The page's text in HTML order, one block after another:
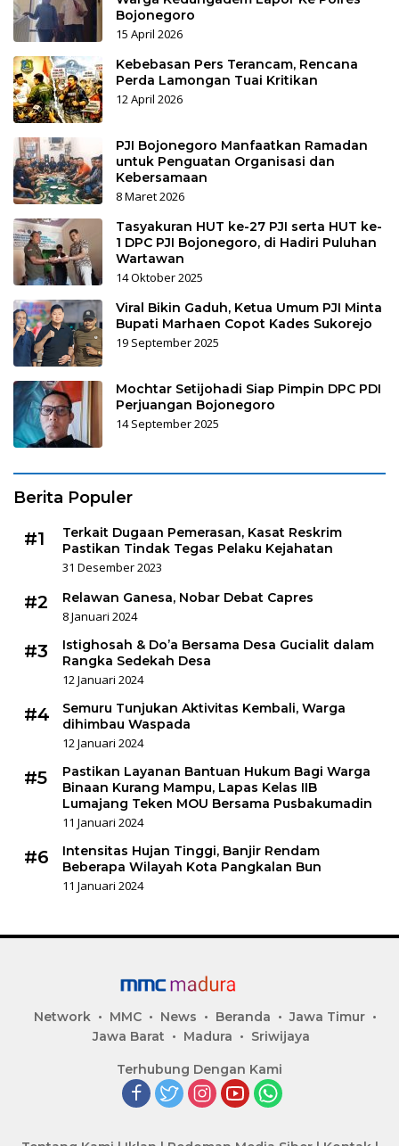
Bojonegoro
15 April 2026
Kebebasan Pers Terancam, Rencana
Perda Lamongan Tuai Kritikan
12 April 2026
PJI Bojonegoro Manfaatkan Ramadan
untuk Penguatan Organisasi dan
Kebersamaan
8 Maret 2026
Tasyakuran HUT ke-27 PJI serta HUT ke-
1 DPC PJI Bojonegoro, di Hadiri Puluhan
Wartawan
14 Oktober 2025
Viral Bikin Gaduh, Ketua Umum PJI Minta
Bupati Marhaen Copot Kades Sukorejo
19 September 2025
Mochtar Setijohadi Siap Pimpin DPC PDI
Perjuangan Bojonegoro
14 September 2025
Berita Populer
#1
Terkait Dugaan Pemerasan, Kasat Reskrim
Pastikan Tindak Tegas Pelaku Kejahatan
31 Desember 2023
#2
Relawan Ganesa, Nobar Debat Capres
8 Januari 2024
#3
Istighosah & Do’a Bersama Desa Gucialit dalam
Rangka Sedekah Desa
12 Januari 2024
#4
Semuru Tunjukan Aktivitas Kembali, Warga
dihimbau Waspada
12 Januari 2024
#5
Pastikan Layanan Bantuan Hukum Bagi Warga
Binaan Kurang Mampu, Lapas Kelas IIB
Lumajang Teken MOU Bersama Pusbakumadin
11 Januari 2024
#6
Intensitas Hujan Tinggi, Banjir Rendam
Beberapa Wilayah Kota Pangkalan Bun
11 Januari 2024
Network MMC News Beranda
Jawa Timur
Jawa Barat
Madura Sriwijaya
Terhubung Dengan Kami